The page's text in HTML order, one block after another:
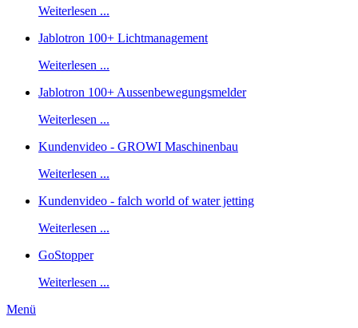
Weiterlesen ...
Jablotron 100+ Lichtmanagement
Weiterlesen ...
Jablotron 100+ Aussenbewegungsmelder
Weiterlesen ...
Kundenvideo - GROWI Maschinenbau
Weiterlesen ...
Kundenvideo - falch world of water jetting
Weiterlesen ...
GoStopper
Weiterlesen ...
Menü